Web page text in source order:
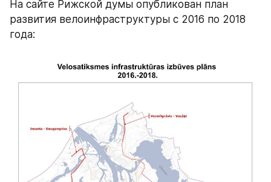
На сайте Рижской думы опубликован план
развития велоинфраструктуры с 2016 по 2018
года: